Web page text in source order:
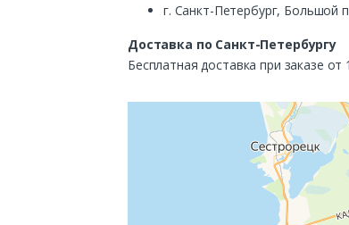
г. Санкт-Петербург, Большой
Доставка по Санкт-Петербургу
Бесплатная доставка при заказе